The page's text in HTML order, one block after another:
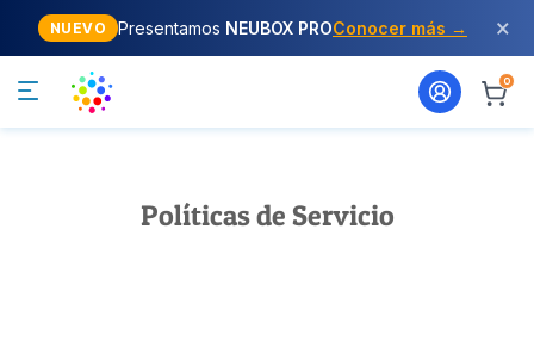
NUEVO Presentamos NEUBOX PROConocer más → ×
0
Políticas de Servicio